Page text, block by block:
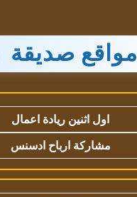
مواقع صديقة
اول اثنين ريادة اعمال
مشاركة ارباح ادسنس